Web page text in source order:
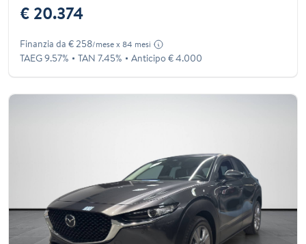
€ 20.374
Finanzia da € 258/mese x 84 mesi
TAEG 9.57% TAN 7.45% Anticipo € 4.000